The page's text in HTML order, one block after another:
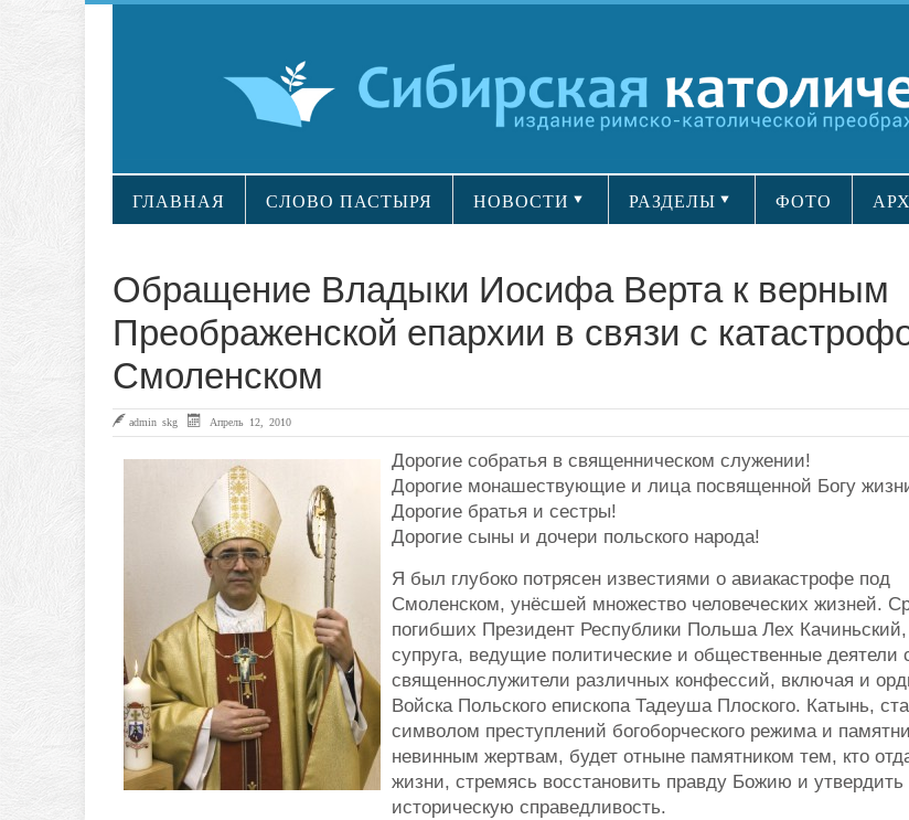
ГЛАВНАЯ СЛОВО ПАСТЫРЯ НОВОСТИ РАЗДЕЛЫ ФОТО
Обращение Владыки Иосифа Верта к верным
Преображенской епархии в связи с
Смоленском
admin skg Апрель 12, 2010
Дорогие собратья в священническом служении!
Дорогие монашествующие и лица посвященной Богу
Дорогие братья и сестры!
Дорогие сыны и дочери польского народа!
Я был глубоко потрясен известиями о авиакастрофе под
Смоленском, унёсшей множество человеческих жизней.
погибших Президент Республики Польша Лех Качиньский,
супруга, ведущие политические и общественные деятели
священнослужители различных конфессий, включая и
Войска Польского епископа Тадеуша Плоского. Катынь,
символом преступлений богоборческого режима и
невинным жертвам, будет отныне памятником тем, кто
жизни, стремясь восстановить правду Божию и утвердить
историческую справедливость.